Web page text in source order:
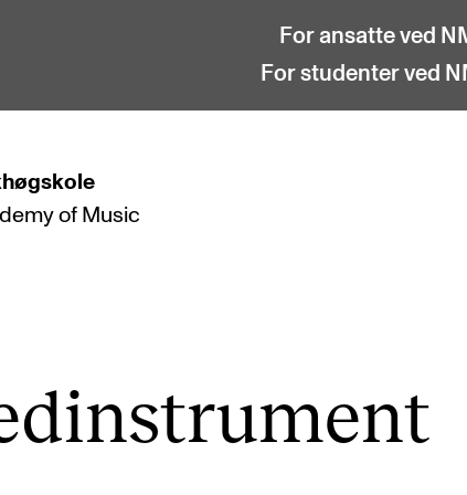
For ansatte ved
For studenter ved
of Music
Salane våre